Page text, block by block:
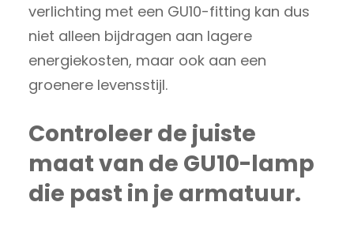
verlichting met een GU10-fitting kan dus
niet alleen bijdragen aan lagere
energiekosten, maar ook aan een
groenere levensstijl.
Controleer de juiste
maat van de GU10-lamp
die past in je armatuur.